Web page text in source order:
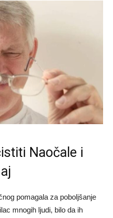
Naočale i
pomagala za poboljšanje
mnogih ljudi, bilo da ih